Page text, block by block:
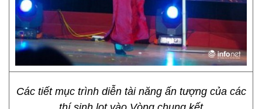
Các tiết mục trình diễn tài năng ấn tượng của các